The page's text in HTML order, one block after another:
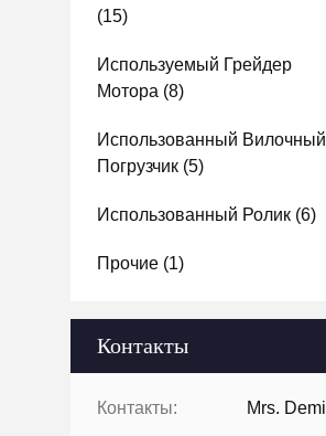
(15)
Используемый Грейдер
Мотора (8)
Использованный Вилочный
Погрузчик (5)
Использованный Ролик (6)
Прочие (1)
Контакты
Контакты: Mrs. Demi